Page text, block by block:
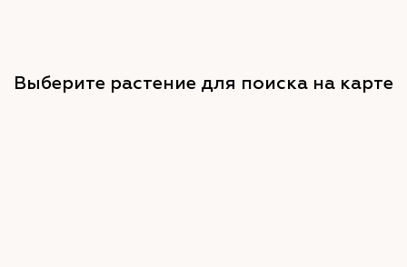
Выберите растение для поиска на карте